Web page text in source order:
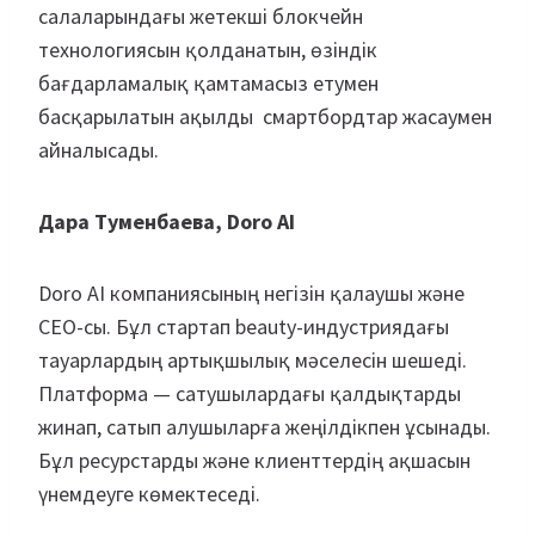
салаларындағы жетекші блокчейн
технологиясын қолданатын, өзіндік
бағдарламалық қамтамасыз етумен
басқарылатын ақылды смартбордтар жасаумен
айналысады.
Дара Туменбаева, Doro AI
Doro AI компаниясының негізін қалаушы және
СЕО-сы. Бұл стартап beauty-индустриядағы
тауарлардың артықшылық мәселесін шешеді.
Платформа — сатушылардағы қалдықтарды
жинап, сатып алушыларға жеңілдікпен ұсынады.
Бұл ресурстарды және клиенттердің ақшасын
үнемдеуге көмектеседі.